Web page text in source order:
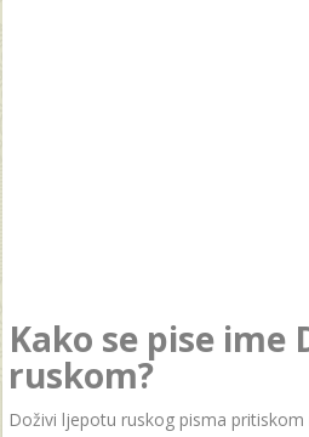
Kako se pise ime
ruskom?
Doživi ljepotu ruskog pisma